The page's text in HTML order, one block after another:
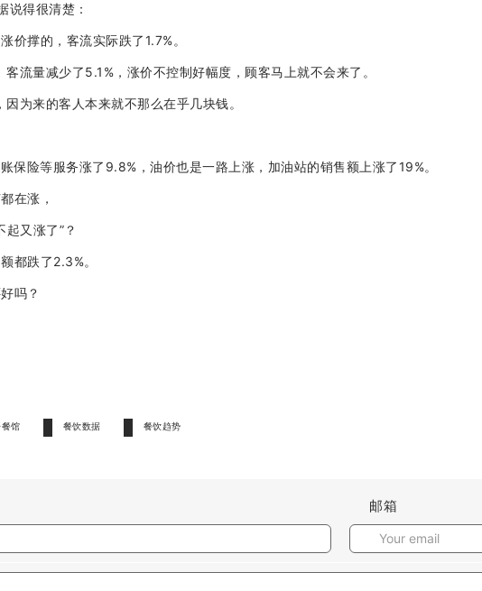
说得很清楚：
价撑的，客流实际跌了1.7%。
流量减少了5.1%，涨价不控制好幅度，顾客马上就不会来了。
为来的客人本来就不那么在乎几块钱。
保险等服务涨了9.8%，油价也是一路上涨，加油站的销售额上涨了19%。
在涨，
又涨了”？
都跌了2.3%。
吗？
馆 餐饮数据 餐饮趋势
邮箱